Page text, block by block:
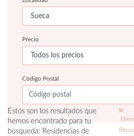
Precio
Código Postal
Estos son los resultados que
hemos encontrado para tu
búsqueda: Residencias de
filtros